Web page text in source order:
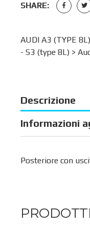
SHARE:
AUDI A3 (TYPE
- S3 (type 8L) >
Descrizione
Informazioni
Posteriore con